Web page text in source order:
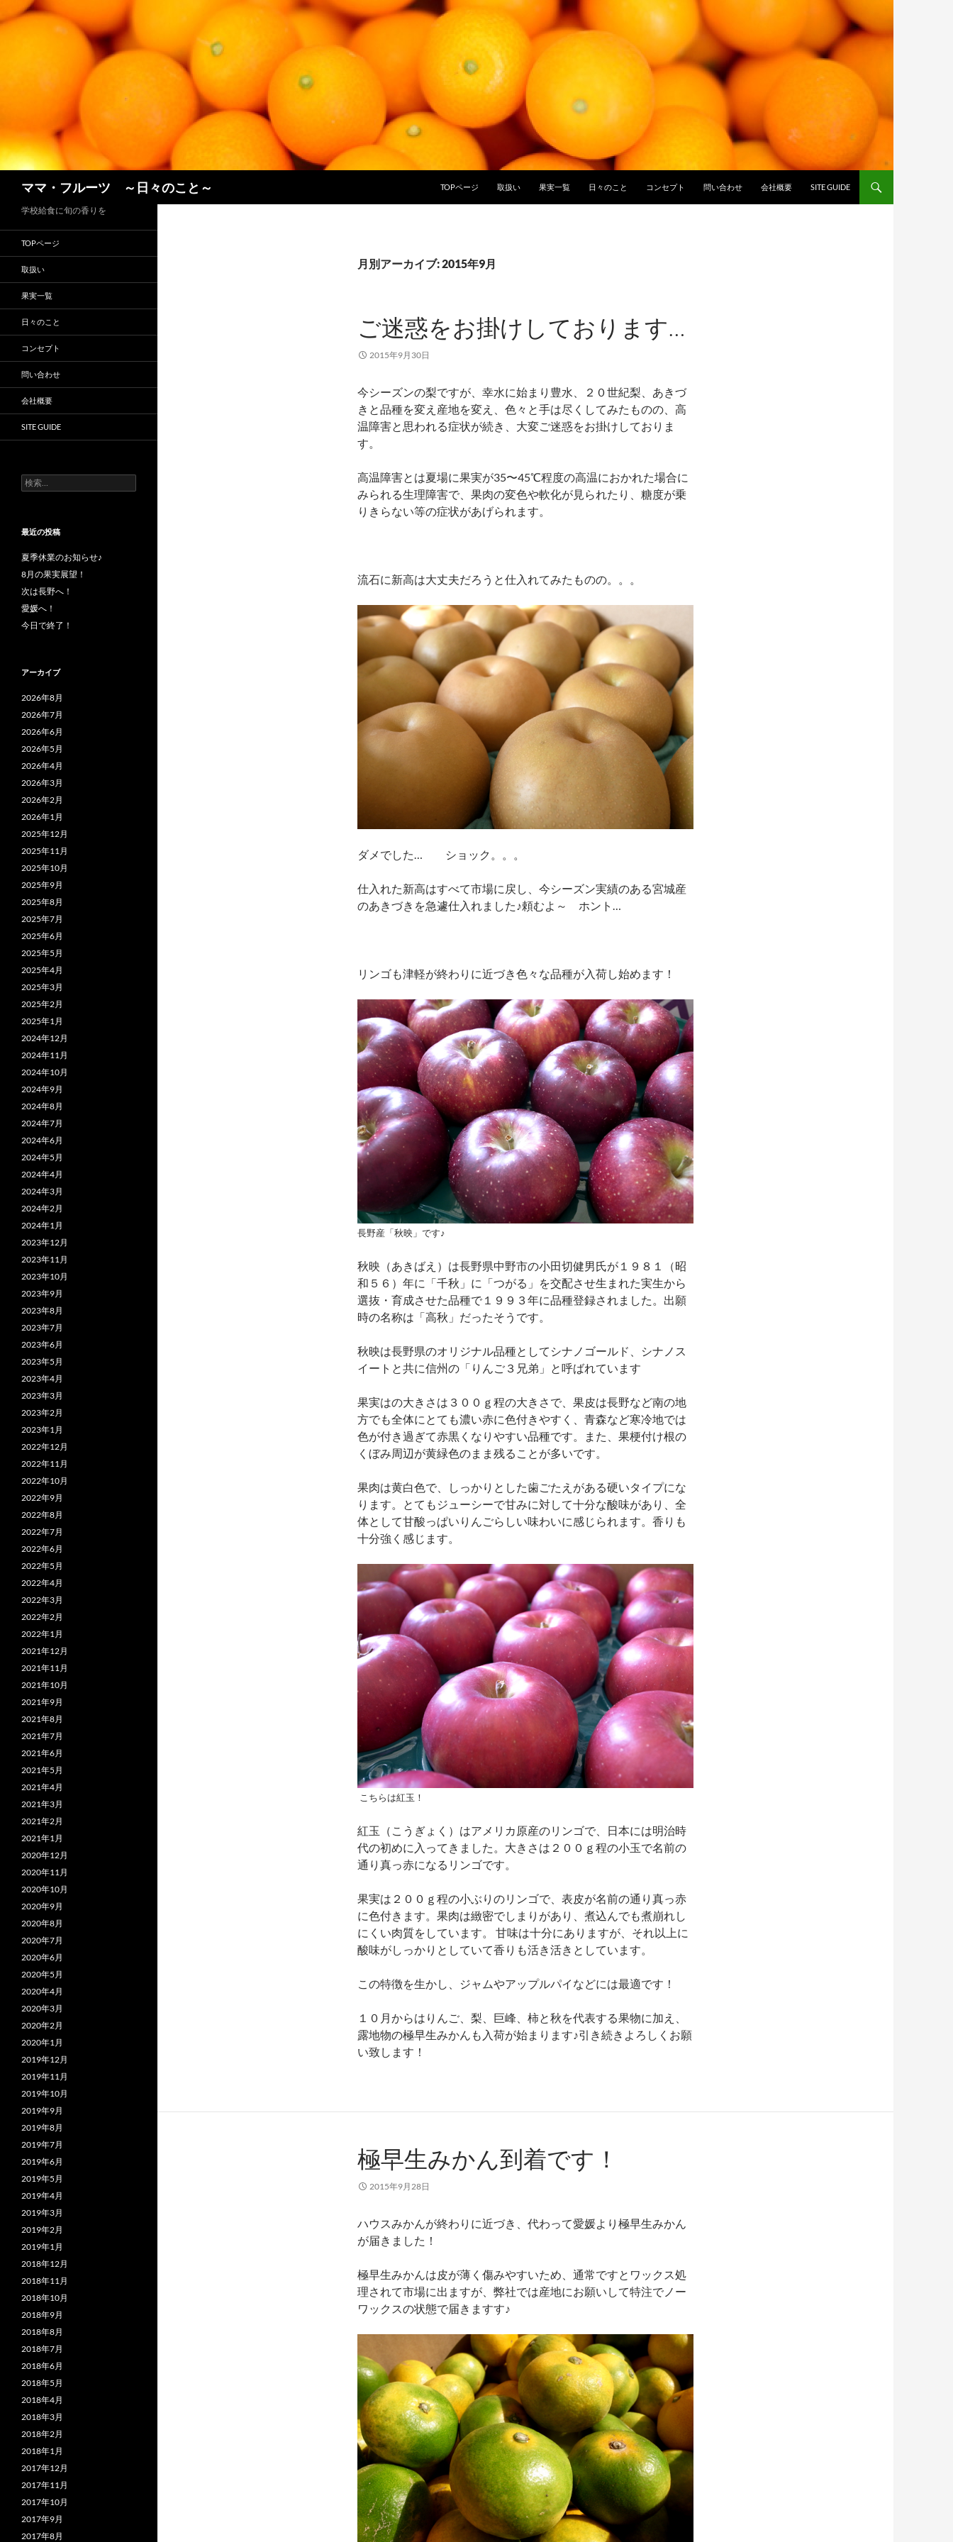
ン
ッ
プ
ママ・フルーツ ～日々のこと～ TOPページ 取扱い 果実一覧 日々のこと コンセプト 問い合わせ 会社概要 SITE GUIDE
月別アーカイブ: 2015年9月
ご迷惑をお掛けしております…
2015年9月30日
今シーズンの梨ですが、幸水に始まり豊水、２０世紀梨、あきづ
きと品種を変え産地を変え、色々と手は尽くしてみたものの、高
温障害と思われる症状が続き、大変ご迷惑をお掛けしておりま
す。
高温障害とは夏場に果実が35〜45℃程度の高温におかれた場合に
みられる生理障害で、果肉の変色や軟化が見られたり、糖度が乗
りきらない等の症状があげられます。
流石に新高は大丈夫だろうと仕入れてみたものの。。。
ダメでした… ショック。。。
仕入れた新高はすべて市場に戻し、今シーズン実績のある宮城産
のあきづきを急遽仕入れました♪頼むよ～ ホント…
リンゴも津軽が終わりに近づき色々な品種が入荷し始めます！
長野産「秋映」です♪
秋映（あきばえ）は長野県中野市の小田切健男氏が１９８１（昭
和５６）年に「千秋」に「つがる」を交配させ生まれた実生から
選抜・育成させた品種で１９９３年に品種登録されました。出願
時の名称は「高秋」だったそうです。
秋映は長野県のオリジナル品種としてシナノゴールド、シナノス
イートと共に信州の「りんご３兄弟」と呼ばれています
果実はの大きさは３００ｇ程の大きさで、果皮は長野など南の地
方でも全体にとても濃い赤に色付きやすく、青森など寒冷地では
色が付き過ぎて赤黒くなりやすい品種です。また、果梗付け根の
くぼみ周辺が黄緑色のまま残ることが多いです。
果肉は黄白色で、しっかりとした歯ごたえがある硬いタイプにな
ります。とてもジューシーで甘みに対して十分な酸味があり、全
体として甘酸っぱいりんごらしい味わいに感じられます。香りも
十分強く感じます。
こちらは紅玉！
紅玉（こうぎょく）はアメリカ原産のリンゴで、日本には明治時
代の初めに入ってきました。大きさは２００ｇ程の小玉で名前の
通り真っ赤になるリンゴです。
果実は２００ｇ程の小ぶりのリンゴで、表皮が名前の通り真っ赤
に色付きます。果肉は緻密でしまりがあり、煮込んでも煮崩れし
にくい肉質をしています。 甘味は十分にありますが、それ以上に
酸味がしっかりとしていて香りも活き活きとしています。
この特徴を生かし、ジャムやアップルパイなどには最適です！
１０月からはりんご、梨、巨峰、柿と秋を代表する果物に加え、
露地物の極早生みかんも入荷が始まります♪引き続きよろしくお願
い致します！
極早生みかん到着です！
2015年9月28日
ハウスみかんが終わりに近づき、代わって愛媛より極早生みかん
が届きました！
極早生みかんは皮が薄く傷みやすいため、通常ですとワックス処
理されて市場に出ますが、弊社では産地にお願いして特注でノー
ワックスの状態で届きますす♪
学校給食に旬の香りを
TOPページ
取扱い
果実一覧
日々のこと
コンセプト
問い合わせ
会社概要
SITE GUIDE
検
索:
最近の投稿
夏季休業のお知らせ♪
8月の果実展望！
次は長野へ！
愛媛へ！
今日で終了！
アーカイブ
2026年8月
2026年7月
2026年6月
2026年5月
2026年4月
2026年3月
2026年2月
2026年1月
2025年12月
2025年11月
2025年10月
2025年9月
2025年8月
2025年7月
2025年6月
2025年5月
2025年4月
2025年3月
2025年2月
2025年1月
2024年12月
2024年11月
2024年10月
2024年9月
2024年8月
2024年7月
2024年6月
2024年5月
2024年4月
2024年3月
2024年2月
2024年1月
2023年12月
2023年11月
2023年10月
2023年9月
2023年8月
2023年7月
2023年6月
2023年5月
2023年4月
2023年3月
2023年2月
2023年1月
2022年12月
2022年11月
2022年10月
2022年9月
2022年8月
2022年7月
2022年6月
2022年5月
2022年4月
2022年3月
2022年2月
2022年1月
2021年12月
2021年11月
2021年10月
2021年9月
2021年8月
2021年7月
2021年6月
2021年5月
2021年4月
2021年3月
2021年2月
2021年1月
2020年12月
2020年11月
2020年10月
2020年9月
2020年8月
2020年7月
2020年6月
2020年5月
2020年4月
2020年3月
2020年2月
2020年1月
2019年12月
2019年11月
2019年10月
2019年9月
2019年8月
2019年7月
2019年6月
2019年5月
2019年4月
2019年3月
2019年2月
2019年1月
2018年12月
2018年11月
2018年10月
2018年9月
2018年8月
2018年7月
2018年6月
2018年5月
2018年4月
2018年3月
2018年2月
2018年1月
2017年12月
2017年11月
2017年10月
2017年9月
2017年8月